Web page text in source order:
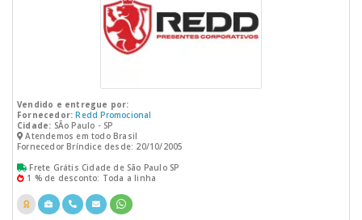
Vendido e entregue por:
Fornecedor: Redd Promocional
Cidade: SÃo Paulo - SP
Atendemos em todo Brasil
Fornecedor Bríndice desde: 20/10/2005
Frete Grátis Cidade de São Paulo SP
1 % de desconto: Toda a linha